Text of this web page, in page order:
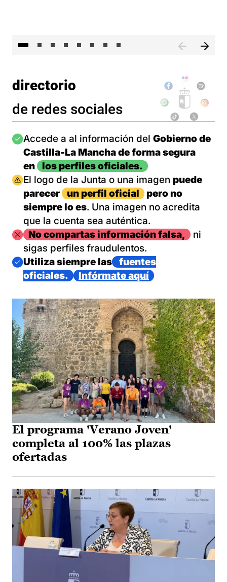
directorio
de redes sociales
Imagen
Accede a al información del Gobierno de
Castilla-La Mancha de forma segura
en
los perfiles oficiales.
Imagen
El logo de la Junta o una imagen puede
parecer
un perfil oficial
pero no
siempre lo es. Una imagen no acredita
que la cuenta sea auténtica.
ImagenNo compartas información falsa,
ni
sigas perfiles fraudulentos.
Imagen
Utiliza siempre las
fuentes
oficiales.
Infórmate aquí
El programa 'Verano Joven'
completa al 100% las plazas
ofertadas